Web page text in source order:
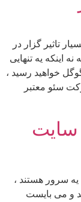
تاثیر گزار در
اینکه یه تنهایی
خواهید رسید ،
سئو معتبر
سایت
سرور هستند ،
و می بایست